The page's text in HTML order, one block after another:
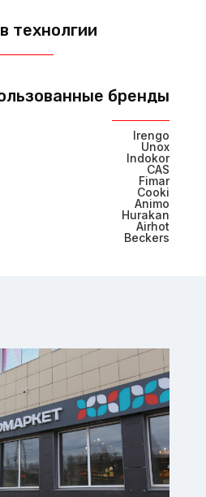
технолгии
бренды
Irengo
Unox
Indokor
CAS
Fimar
Cooki
Animo
Hurakan
Airhot
Beckers